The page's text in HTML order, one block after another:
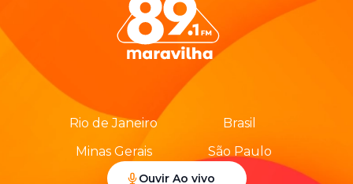
Rio de Janeiro
Brasil
Minas Gerais
São Paulo
Ouvir Ao vivo